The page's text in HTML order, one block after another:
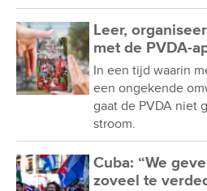
Leer,
met de PVDA-
In een tijd waarin
een ongekende
gaat de PVDA niet
stroom.
Cuba: “We
zoveel te